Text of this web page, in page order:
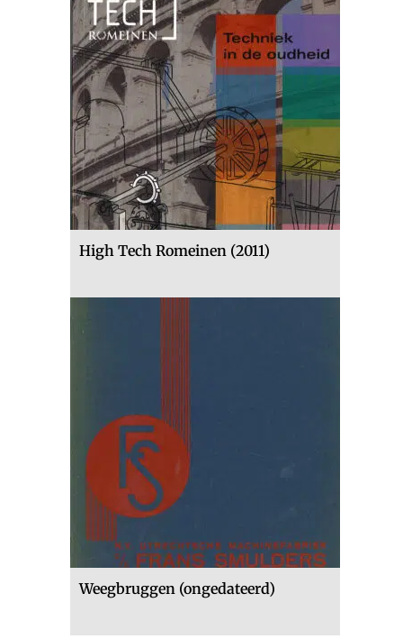
High Tech Romeinen (2011)
Weegbruggen (ongedateerd)